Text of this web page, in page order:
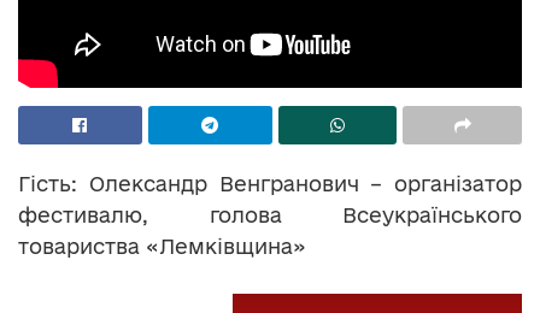
Гість: Олександр Венгранович – організатор
фестивалю, голова Всеукраїнського
товариства «Лемківщина»